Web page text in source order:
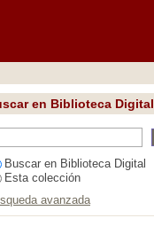
en Biblioteca Digital
Buscar en Biblioteca Digital
Esta colección
avanzada